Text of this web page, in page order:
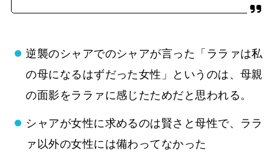
逆襲のシャアでのシャアが言った「ララァは私
の母になるはずだった女性」というのは、母親
の面影をララァに感じたためだと思われる。
シャアが女性に求めるのは賢さと母性で、ララ
ァ以外の女性には備わってなかった